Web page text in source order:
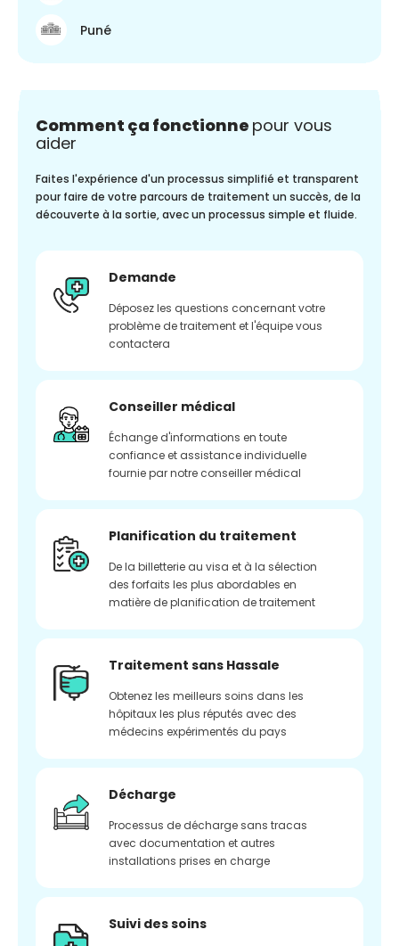
Puné
Comment ça fonctionne pour vous
aider
Faites l'expérience d'un processus simplifié et transparent
pour faire de votre parcours de traitement un succès, de la
découverte à la sortie, avec un processus simple et fluide.
Demande
Déposez les questions concernant votre
problème de traitement et l'équipe vous
contactera
Conseiller médical
Échange d'informations en toute
confiance et assistance individuelle
fournie par notre conseiller médical
Planification du traitement
De la billetterie au visa et à la sélection
des forfaits les plus abordables en
matière de planification de traitement
Traitement sans Hassale
Obtenez les meilleurs soins dans les
hôpitaux les plus réputés avec des
médecins expérimentés du pays
Décharge
Processus de décharge sans tracas
avec documentation et autres
installations prises en charge
Suivi des soins